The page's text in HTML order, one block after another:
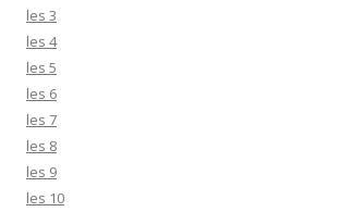
les 3
les 4
les 5
les 6
les 7
les 8
les 9
les 10